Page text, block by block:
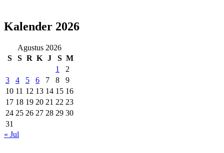
Kalender 2026
Agustus 2026
S
S R K J S M
1
2
3
4 5 6 7 8
9
10 11 12 13 14 15 16
17 18 19 20 21 22 23
24 25 26 27 28 29 30
31
« Jul